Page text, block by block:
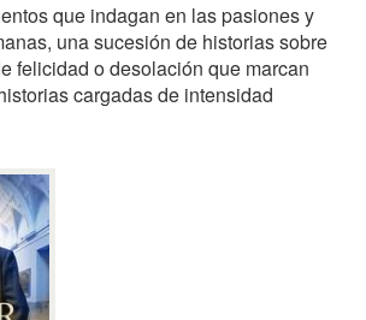
que indagan en las pasiones y
una sucesión de historias sobre
felicidad o desolación que marcan
cargadas de intensidad